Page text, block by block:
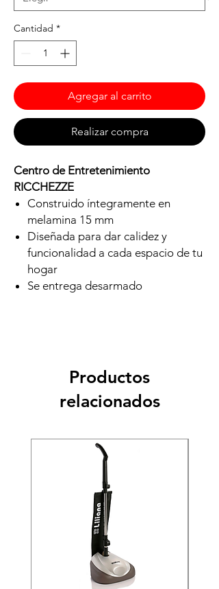
Cantidad *
Agregar al carrito
Realizar compra
Centro de Entretenimiento
RICCHEZZE
Construido íntegramente en
melamina 15 mm
Diseñada para dar calidez y
funcionalidad a cada espacio de tu
hogar
Se entrega desarmado
Productos
relacionados